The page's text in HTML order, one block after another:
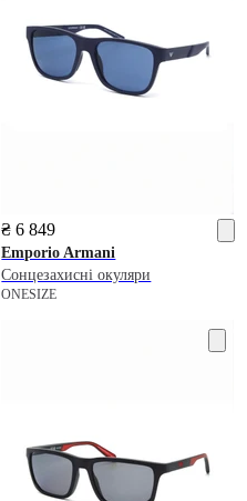
₴ 6 849
Emporio Armani
Сонцезахисні окуляри
ONESIZE